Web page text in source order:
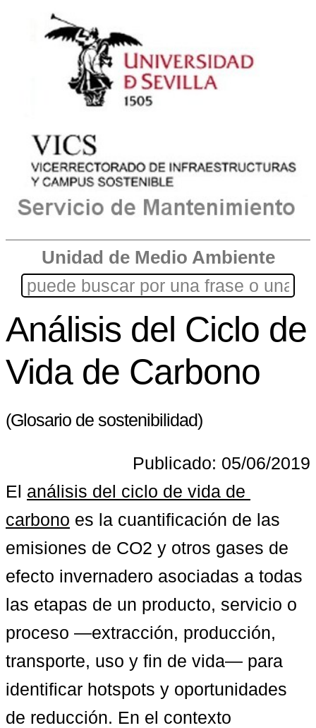
Unidad de Medio Ambiente
Análisis del Ciclo de
Vida de Carbono
(Glosario de sostenibilidad)
Publicado: 05/06/2019
El análisis del ciclo de vida de
carbono es la cuantificación de las
emisiones de CO2 y otros gases de
efecto invernadero asociadas a todas
las etapas de un producto, servicio o
proceso —extracción, producción,
transporte, uso y fin de vida— para
identificar hotspots y oportunidades
de reducción. En el contexto